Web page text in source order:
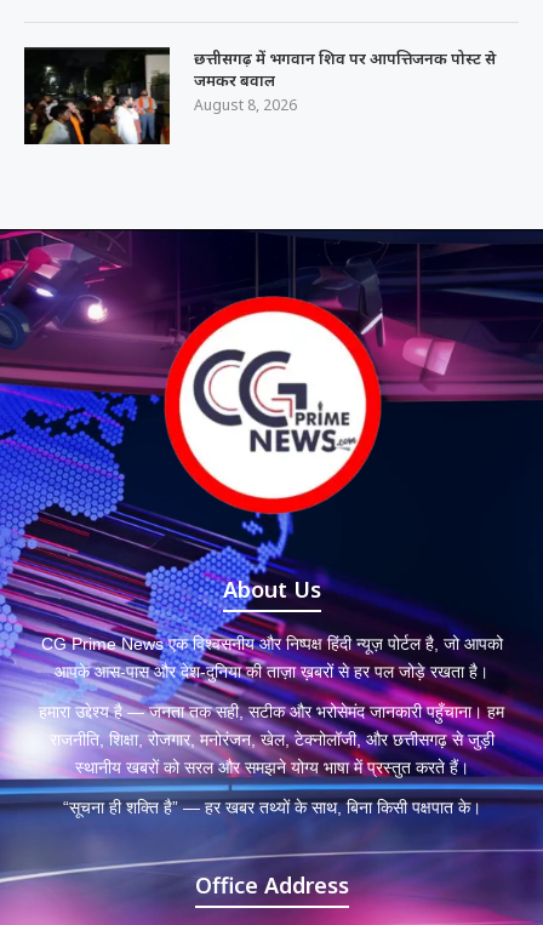
छत्तीसगढ़ में भगवान शिव पर आपत्तिजनक पोस्ट से
जमकर बवाल
August 8, 2026
About Us
CG Prime News एक विश्वसनीय और निष्पक्ष हिंदी न्यूज़ पोर्टल है, जो आपको
आपके आस-पास और देश-दुनिया की ताज़ा ख़बरों से हर पल जोड़े रखता है।
हमारा उद्देश्य है — जनता तक सही, सटीक और भरोसेमंद जानकारी पहुँचाना। हम
राजनीति, शिक्षा, रोजगार, मनोरंजन, खेल, टेक्नोलॉजी, और छत्तीसगढ़ से जुड़ी
स्थानीय खबरों को सरल और समझने योग्य भाषा में प्रस्तुत करते हैं।
“सूचना ही शक्ति है” — हर खबर तथ्यों के साथ, बिना किसी पक्षपात के।
Office Address